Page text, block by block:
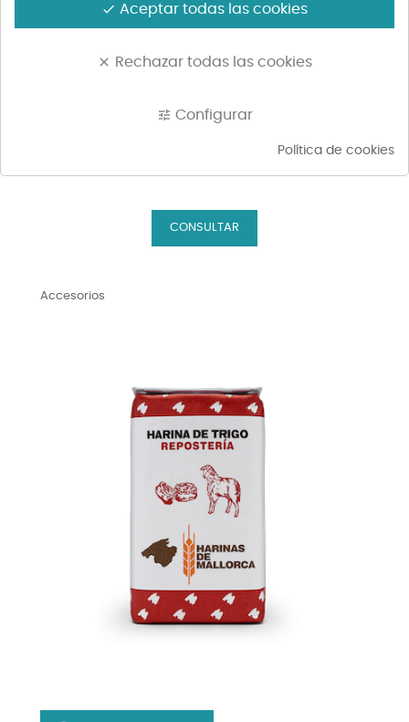
HARINAS DE MALLORCA HARINA...
Accesorios
done Aceptar todas las cookies
clear Rechazar todas las cookies
tune Configurar
Política de cookies